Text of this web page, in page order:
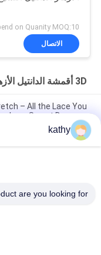
الاتصال
3D أقمشة الدانتيل الأزهار
– All the Lace You
Love Sweet Dresses
نمط فاخر نسيج العنق
kathy
are you looking for?